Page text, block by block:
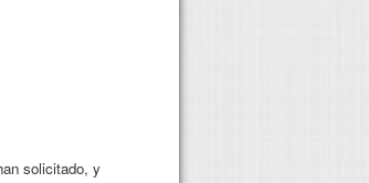
solicitado, y